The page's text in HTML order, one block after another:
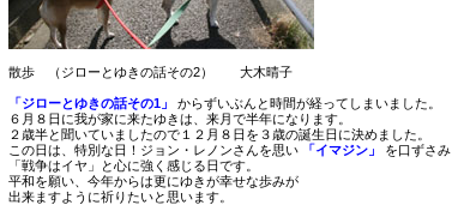
散歩 （ジローとゆきの話その2） 大木晴子
「ジローとゆきの話その1」
からずいぶんと時間が経ってしまいました。
６月８日に我が家に来たゆきは、来月で半年になります。
２歳半と聞いていましたので１２月８日を３歳の誕生日に決めました。
この日は、特別な日！ジョン・レノンさんを思い 「イマジン」
を口ずさみ
「戦争はイヤ」と心に強く感じる日です。
平和を願い、今年からは更にゆきが幸せな歩みが
出来ますように祈りたいと思います。